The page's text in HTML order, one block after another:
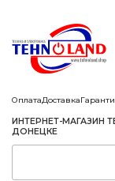
ОплатаДоставка
ИНТЕРНЕТ-МАГАЗИН
ДОНЕЦКЕ